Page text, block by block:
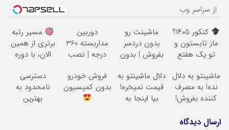
از سراسر وب
کنکور ۱۴۰5؟
ماز تابستون و
تو یک هفتع
ماشینت رو
بدون دردسر
بفروش | بدون
دوربین
مداربسته 360
درجه | نصب
مسیر رتبه
برتری از همین
الان، با دوره
میشه!
ماشینتو به دلال
نده! به مصرف
کننده بفروش!
یک تماس
دلال ماشینتو به
قیمت نمیخره!
بیا اینجا به
فروش خودرو
بدون کمیسیون
دسترسی
نامحدود به
بهترین
ارسال دیدگاه